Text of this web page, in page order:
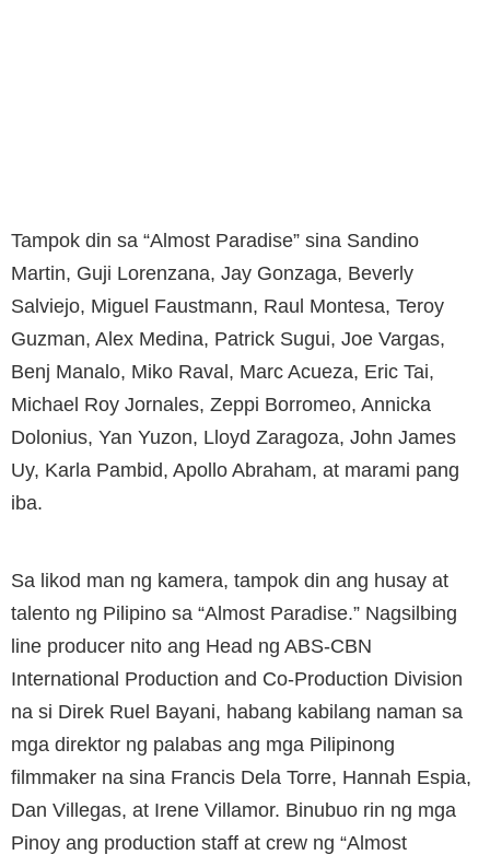
Tampok din sa “Almost Paradise” sina Sandino
Martin, Guji Lorenzana, Jay Gonzaga, Beverly
Salviejo, Miguel Faustmann, Raul Montesa, Teroy
Guzman, Alex Medina, Patrick Sugui, Joe Vargas,
Benj Manalo, Miko Raval, Marc Acueza, Eric Tai,
Michael Roy Jornales, Zeppi Borromeo, Annicka
Dolonius, Yan Yuzon, Lloyd Zaragoza, John James
Uy, Karla Pambid, Apollo Abraham, at marami pang
iba.
Sa likod man ng kamera, tampok din ang husay at
talento ng Pilipino sa “Almost Paradise.” Nagsilbing
line producer nito ang Head ng ABS-CBN
International Production and Co-Production Division
na si Direk Ruel Bayani, habang kabilang naman sa
mga direktor ng palabas ang mga Pilipinong
filmmaker na sina Francis Dela Torre, Hannah Espia,
Dan Villegas, at Irene Villamor. Binubuo rin ng mga
Pinoy ang production staff at crew ng “Almost